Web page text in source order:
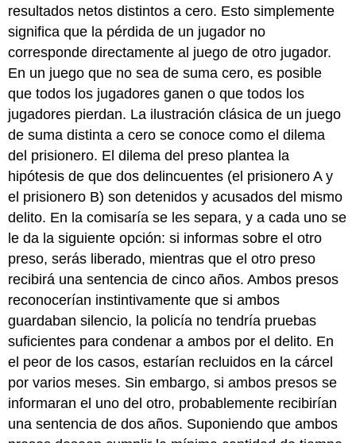
resultados netos distintos a cero. Esto simplemente
significa que la pérdida de un jugador no
corresponde directamente al juego de otro jugador.
En un juego que no sea de suma cero, es posible
que todos los jugadores ganen o que todos los
jugadores pierdan. La ilustración clásica de un juego
de suma distinta a cero se conoce como el dilema
del prisionero. El dilema del preso plantea la
hipótesis de que dos delincuentes (el prisionero A y
el prisionero B) son detenidos y acusados del mismo
delito. En la comisaría se les separa, y a cada uno se
le da la siguiente opción: si informas sobre el otro
preso, serás liberado, mientras que el otro preso
recibirá una sentencia de cinco años. Ambos presos
reconocerían instintivamente que si ambos
guardaban silencio, la policía no tendría pruebas
suficientes para condenar a ambos por el delito. En
el peor de los casos, estarían recluidos en la cárcel
por varios meses. Sin embargo, si ambos presos se
informaran el uno del otro, probablemente recibirían
una sentencia de dos años. Suponiendo que ambos